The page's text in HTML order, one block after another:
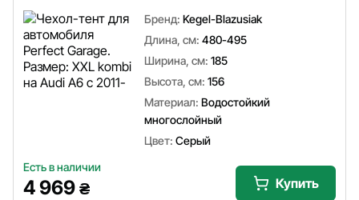
Бренд: Kegel-Blazusiak
Длина, см: 480-495
Ширина, см: 185
Высота, см: 156
Материал: Водостойкий
многослойный
Цвет: Серый
Есть в наличии
4 969 ₴ Купить